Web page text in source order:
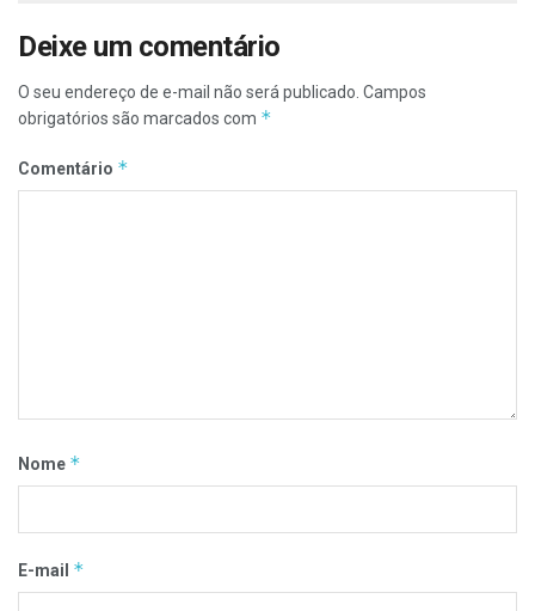
Deixe um comentário
O seu endereço de e-mail não será publicado. Campos
obrigatórios são marcados com *
Comentário *
Nome *
E-mail *